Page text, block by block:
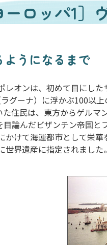
ロッパ1］
ようになるまで
レオンは、初めて目にし
グーナ）に浮かぶ100以上
住民は、東方からゲルマ
論んだビザンチン帝国
けて海運都市として栄華
界遺産に指定されました。